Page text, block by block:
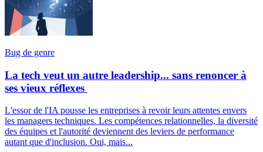
Bug de genre
La tech veut un autre leadership... sans renoncer à
ses vieux réflexes
L'essor de l'IA pousse les entreprises à revoir leurs attentes envers
les managers techniques. Les compétences relationnelles, la diversité
des équipes et l'autorité deviennent des leviers de performance
autant que d'inclusion. Oui, mais...